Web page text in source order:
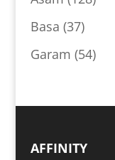
Basa (37)
Garam (54)
AFFINITY